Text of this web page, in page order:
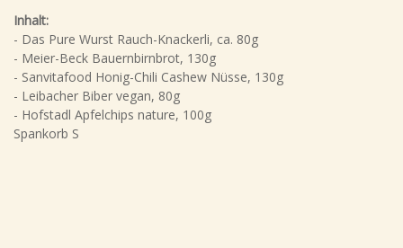
Inhalt:
- Das Pure Wurst Rauch-Knackerli, ca. 80g
- Meier-Beck Bauernbirnbrot, 130g
- Sanvitafood Honig-Chili Cashew Nüsse, 130g
- Leibacher Biber vegan, 80g
- Hofstadl Apfelchips nature, 100g
Spankorb S